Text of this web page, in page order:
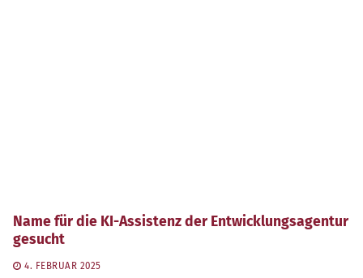
Name für die KI-Assistenz der Entwicklungsagentur
gesucht
4. FEBRUAR 2025